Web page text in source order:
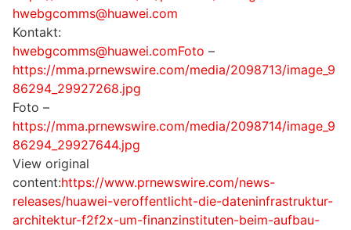
hwebgcomms@huawei.com
Kontakt:
hwebgcomms@huawei.comFoto –
https://mma.prnewswire.com/media/2098713/image_9
86294_29927268.jpg
Foto –
https://mma.prnewswire.com/media/2098714/image_9
86294_29927644.jpg
View original
content:https://www.prnewswire.com/news-
releases/huawei-veroffentlicht-die-dateninfrastruktur-
architektur-f2f2x-um-finanzinstituten-beim-aufbau-